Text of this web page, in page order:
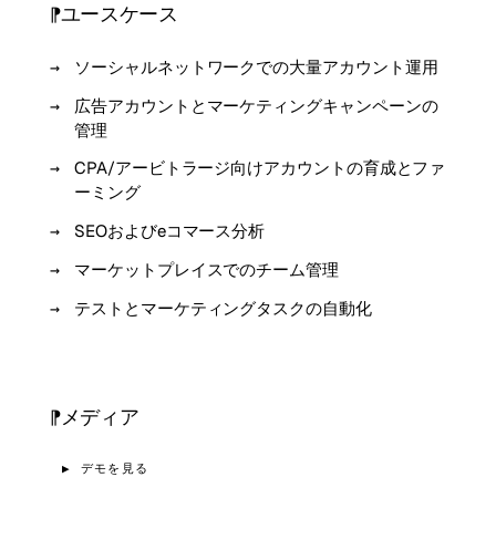
ユースケース
ソーシャルネットワークでの大量アカウント運用
広告アカウントとマーケティングキャンペーンの
管理
CPA/アービトラージ向けアカウントの育成とファ
ーミング
SEOおよびeコマース分析
マーケットプレイスでのチーム管理
テストとマーケティングタスクの自動化
メディア
▶ デモを見る